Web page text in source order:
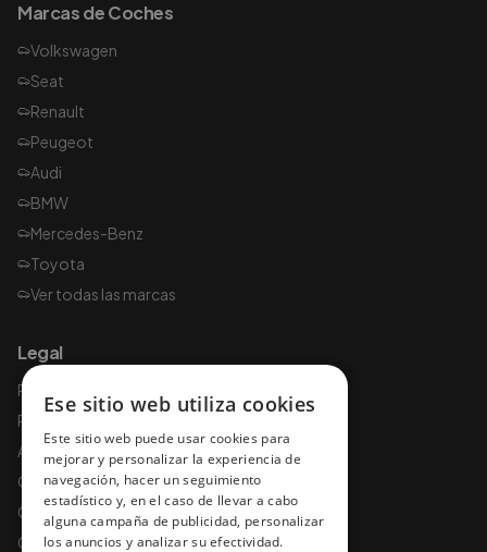
Marcas de Coches
Volkswagen
Seat
Renault
Peugeot
Audi
BMW
Mercedes-Benz
Toyota
Ver todas las marcas
Legal
Política de privacidad
Política de cookies
Aviso legal
Condiciones de uso
Condiciones y garantías
Condiciones de contratación
Ese sitio web utiliza cookies
Este sitio web puede usar cookies para
mejorar y personalizar la experiencia de
navegación, hacer un seguimiento
estadístico y, en el caso de llevar a cabo
alguna campaña de publicidad, personalizar
los anuncios y analizar su efectividad.